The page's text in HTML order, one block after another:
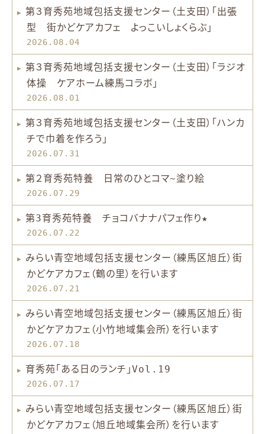
第３育秀苑地域包括支援センター（土支田）「出張
型 街かどケアカフェ よっこいしょくらぶ」
2026.08.04
第３育秀苑地域包括支援センター（土支田）「ラジオ
体操 ケアホーム練馬コラボ」
2026.08.01
第３育秀苑地域包括支援センター（土支田）「ハンカ
チで巾着を作ろう」
2026.07.31
第２育秀苑特養 日常のひとコマ~塗り絵
2026.07.29
第3育秀苑特養 チョコバナナパフェ作り★
2026.07.22
みらい青空地域包括支援センター（練馬区旭丘）街
かどケアカフェ（鶴の里）を行います
2026.07.21
みらい青空地域包括支援センター（練馬区旭丘）街
かどケアカフェ（小竹地域集会所）を行います
2026.07.18
育秀苑「ある日のランチ」Vol.19
2026.07.17
みらい青空地域包括支援センター（練馬区旭丘）街
かどケアカフェ（旭丘地域集会所）を行います